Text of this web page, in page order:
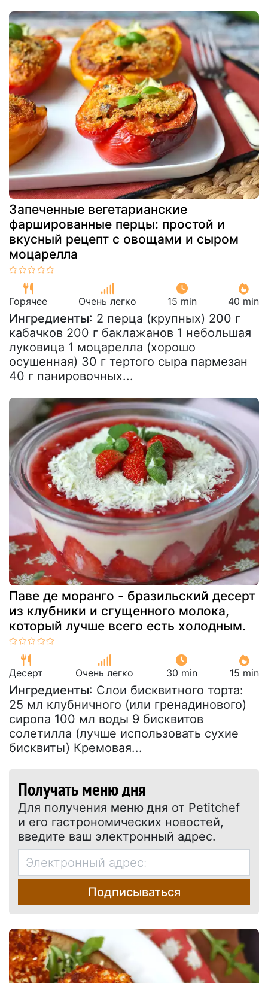
Запеченные вегетарианские
фаршированные перцы: простой и
вкусный рецепт с овощами и сыром
моцарелла
Горячее Очень легко 15 min 40 min
Ингредиенты: 2 перца (крупных) 200 г
кабачков 200 г баклажанов 1 небольшая
луковица 1 моцарелла (хорошо
осушенная) 30 г тертого сыра пармезан
40 г панировочных...
Паве де моранго - бразильский десерт
из клубники и сгущенного молока,
который лучше всего есть холодным.
Десерт Очень легко 30 min 15 min
Ингредиенты: Слои бисквитного торта:
25 мл клубничного (или гренадинового)
сиропа 100 мл воды 9 бисквитов
солетилла (лучше использовать сухие
бисквиты) Кремовая...
Получать меню дня
Для получения меню дня от Petitchef
и его гастрономических новостей,
введите ваш электронный адрес.
Подписываться